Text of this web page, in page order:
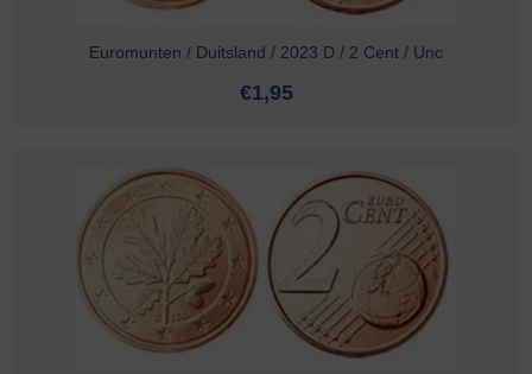
Euromunten / Duitsland / 2023 D / 2 Cent / Unc
€1,95